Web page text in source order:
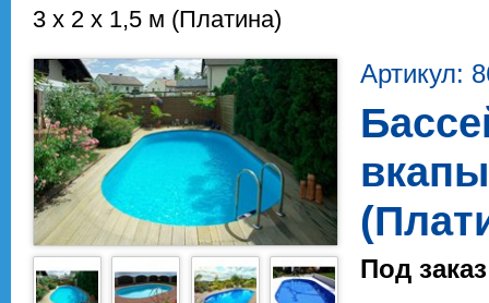
3 х 2 х 1,5 м (Платина)
Артикул:
Под заказ